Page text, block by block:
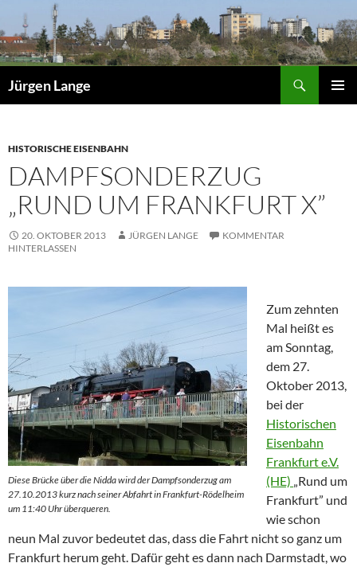
Inhalt
springen
Jürgen Lange
HISTORISCHE EISENBAHN
DAMPFSONDERZUG
„RUND UM FRANKFURT X”
20. OKTOBER 2013 JÜRGEN LANGE
KOMMENTAR
HINTERLASSEN
Diese Brücke über die Nidda wird der Dampfsonderzug am
27.10.2013 kurz nach seiner Abfahrt in Frankfurt-Rödelheim
um 11:40 Uhr überqueren.
Zum zehnten
Mal heißt es
am Sonntag,
dem 27.
Oktober 2013,
bei der
Historischen
Eisenbahn
Frankfurt e.V.
(HE) „Rund um
Frankfurt” und
wie schon
neun Mal zuvor bedeutet das, dass die Fahrt nicht so ganz um
Frankfurt herum geht. Dafür geht es dann nach Darmstadt, wo